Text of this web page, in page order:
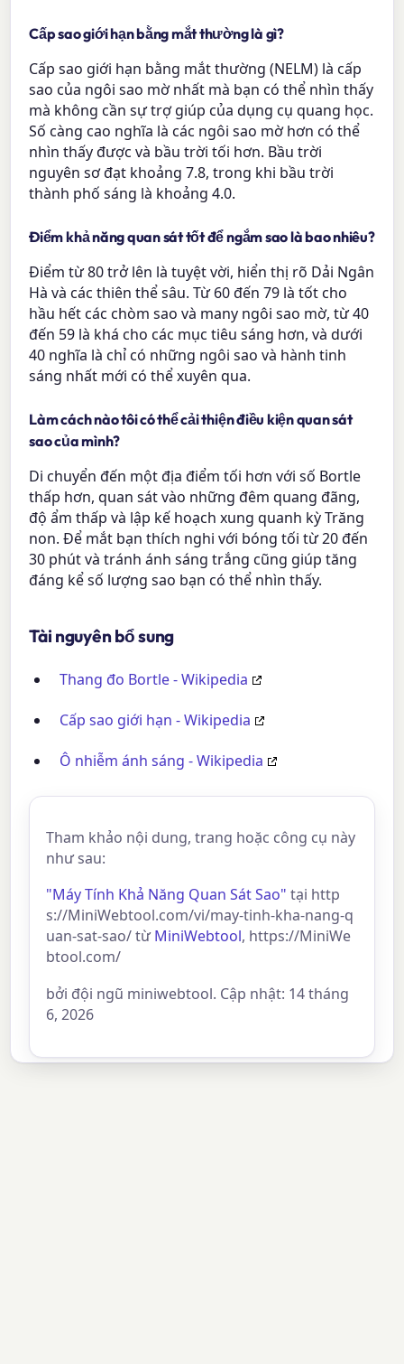
Cấp sao giới hạn bằng mắt thường là gì?
Cấp sao giới hạn bằng mắt thường (NELM) là cấp
sao của ngôi sao mờ nhất mà bạn có thể nhìn thấy
mà không cần sự trợ giúp của dụng cụ quang học.
Số càng cao nghĩa là các ngôi sao mờ hơn có thể
nhìn thấy được và bầu trời tối hơn. Bầu trời
nguyên sơ đạt khoảng 7.8, trong khi bầu trời
thành phố sáng là khoảng 4.0.
Điểm khả năng quan sát tốt để ngắm sao là bao nhiêu?
Điểm từ 80 trở lên là tuyệt vời, hiển thị rõ Dải Ngân
Hà và các thiên thể sâu. Từ 60 đến 79 là tốt cho
hầu hết các chòm sao và many ngôi sao mờ, từ 40
đến 59 là khá cho các mục tiêu sáng hơn, và dưới
40 nghĩa là chỉ có những ngôi sao và hành tinh
sáng nhất mới có thể xuyên qua.
Làm cách nào tôi có thể cải thiện điều kiện quan sát
sao của mình?
Di chuyển đến một địa điểm tối hơn với số Bortle
thấp hơn, quan sát vào những đêm quang đãng,
độ ẩm thấp và lập kế hoạch xung quanh kỳ Trăng
non. Để mắt bạn thích nghi với bóng tối từ 20 đến
30 phút và tránh ánh sáng trắng cũng giúp tăng
đáng kể số lượng sao bạn có thể nhìn thấy.
Tài nguyên bổ sung
Thang đo Bortle - Wikipedia
Cấp sao giới hạn - Wikipedia
Ô nhiễm ánh sáng - Wikipedia
Tham khảo nội dung, trang hoặc công cụ này
như sau:
"Máy Tính Khả Năng Quan Sát Sao" tại http
s://MiniWebtool.com/vi/may-tinh-kha-nang-q
uan-sat-sao/ từMiniWebtool, https://MiniWe
btool.com/
bởi đội ngũ miniwebtool. Cập nhật: 14 tháng
6, 2026